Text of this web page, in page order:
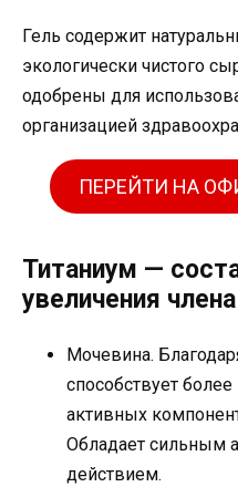
Гель содержит
экологически чистого
одобрены для
организацией
ПЕРЕЙТИ НА
Титаниум —
увеличения члена
Мочевина.
способствует
активных
Обладает сильным
действием.